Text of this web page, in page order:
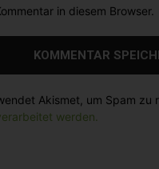
in diesem Browser.
Akismet, um Spam zu
werden.